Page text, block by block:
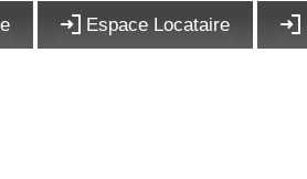
Espace Locataire